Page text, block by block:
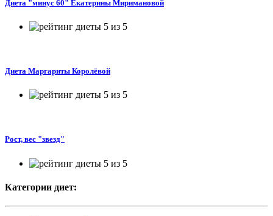
Диета "минус 60" Екатерины Миримановой
Диета Маргариты Королёвой
Рост, вес "звезд"
Категории диет: